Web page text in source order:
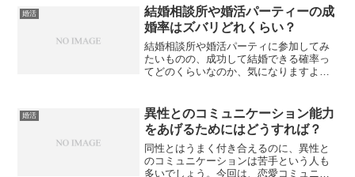
では一般的なポイントについて見ていき
ましょう。多くの人の判断...
婚活
結婚相談所や婚活パーティーの成
婚率はズバリどれくらい？
結婚相談所や婚活パーティに参加してみ
たいものの、成功して結婚できる確率っ
てどのくらいなのか、気になりますよ
ものに参加したいもの。ここでは気にな
る婚活サービスの成婚率につ...
婚活
異性とのコミュニケーション能力
をあげるためにはどうすれば？
同性とはうまく付き合えるのに、異性と
のコミュニケーションは苦手という人も
多いでしょう。今回は、恋愛コミュニケ